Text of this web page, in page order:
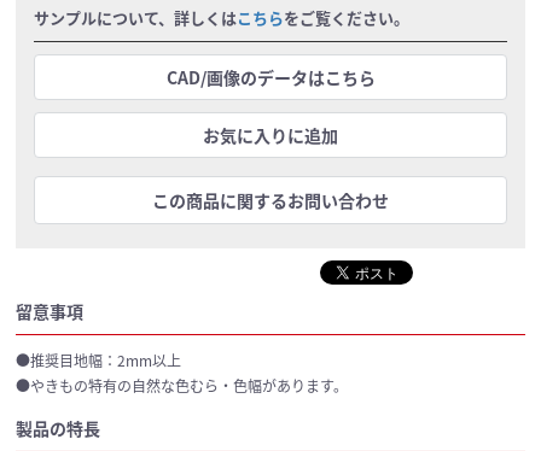
サンプルについて、詳しくはこちらをご覧ください。
CAD/画像のデータはこちら
お気に入りに追加
この商品に関するお問い合わせ
留意事項
●推奨目地幅：2mm以上
●やきもの特有の自然な色むら・色幅があります。
製品の特長